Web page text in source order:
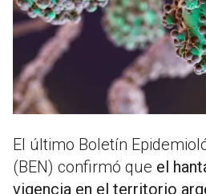
El último Boletín
(BEN) confirmó que el
vigencia en el territorio